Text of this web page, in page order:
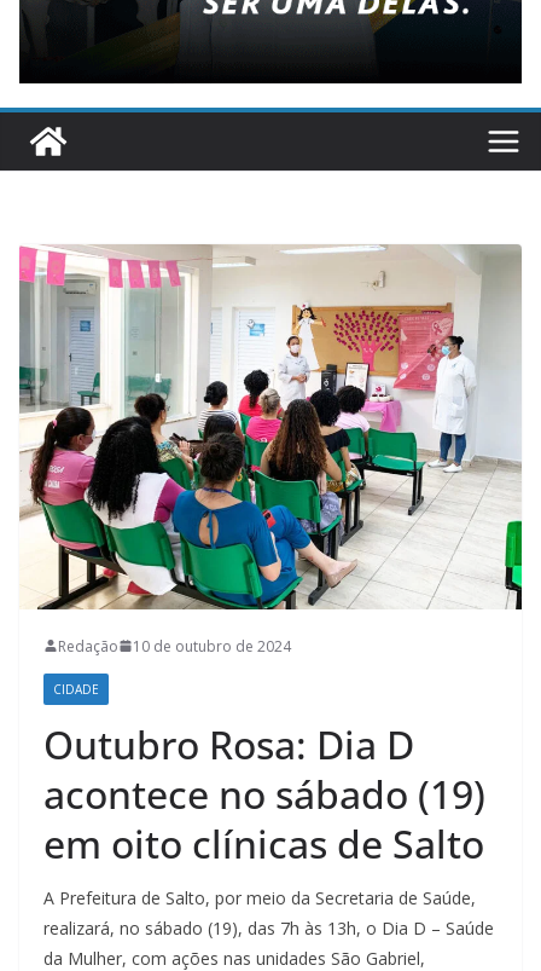
Redação 10 de outubro de 2024
CIDADE
Outubro Rosa: Dia D
acontece no sábado (19)
em oito clínicas de Salto
A Prefeitura de Salto, por meio da Secretaria de Saúde,
realizará, no sábado (19), das 7h às 13h, o Dia D – Saúde
da Mulher, com ações nas unidades São Gabriel,